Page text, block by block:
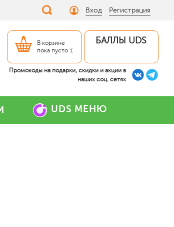
Вход Регистрация
В корзине
пока пусто :(
БАЛЛЫ UDS
Промокоды на подарки, скидки и акции в
наших соц. сетях
UDS МЕНЮ